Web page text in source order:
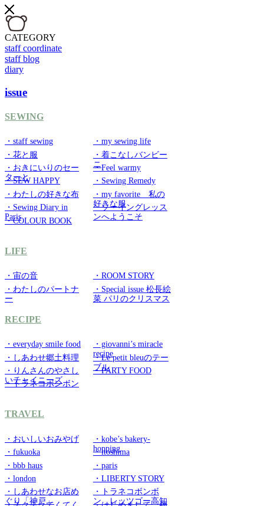
CATEGORY
staff coordinate
staff blog
diary
issue
SEWING
・staff sewing
・my sewing life
・花と服
・着こなしバンビー
ニ
・おきにいりのセー
ターと
・Feel warmy
・SEW HAPPY
・Sewing Remedy
・わたしの好きな布
・my favorite 私の
好きな服
・Sewing Diary in
Paris
・ソーイングレッス
ンへようこそ
・COLOUR BOOK
LIFE
・宙の音
・ROOM STORY
・わたしのパートナ
ー
・Special issue 松長絵
菜 パリのクリスマス
RECIPE
・everyday smile food
・giovanni’s miracle
recipe
・しあわせ郷土料理
・Le petit bleuのテー
ブル
・りんさんのやさし
いチャイニーズ
・PARTY FOOD
・トラネコボンボン
TRAVEL
・おいしいおみやげ
・kobe’s bakery-
hopping
・fukuoka
・itoshima
・bbb haus
・paris
・london
・LIBERTY STORY
・しあわせなお店め
ぐり「神戸」
・トラネコボンボ
ン レッツゴー高知